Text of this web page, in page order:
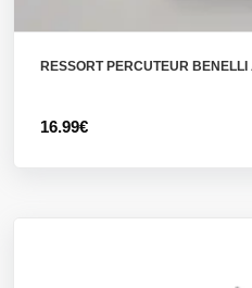
RESSORT PERCUTEUR BENELLI
16.99€